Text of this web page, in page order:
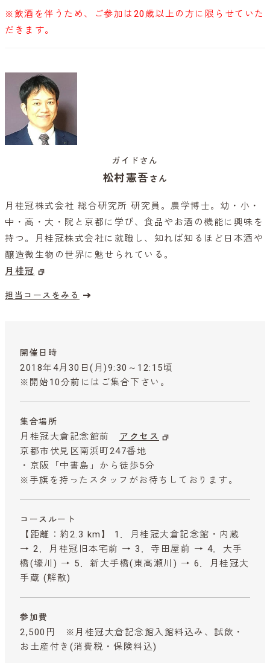
※飲酒を伴うため、ご参加は20歳以上の方に限らせていた
だきます。
ガイドさん
松村憲吾さん
月桂冠株式会社 総合研究所 研究員。農学博士。幼・小・
中・高・大・院と京都に学び、食品やお酒の機能に興味を
持つ。月桂冠株式会社に就職し、知れば知るほど日本酒や
醸造微生物の世界に魅せられている。
月桂冠
担当コースをみる
開催日時
2018年4月30日(月)9:30～12:15頃
※開始10分前にはご集合下さい。
集合場所
月桂冠大倉記念館前
アクセス
京都市伏見区南浜町247番地
・京阪「中書島」から徒歩5分
※手旗を持ったスタッフがお待ちしております。
コースルート
【距離：約2.3 km】 1．月桂冠大倉記念館・内蔵
→ 2．月桂冠旧本宅前 → 3．寺田屋前 → 4．大手
橋(壕川) → 5．新大手橋(東高瀬川) → 6．月桂冠大
手蔵 (解散)
参加費
2,500円 ※月桂冠大倉記念館入館料込み、試飲・
お土産付き (消費税・保険料込)